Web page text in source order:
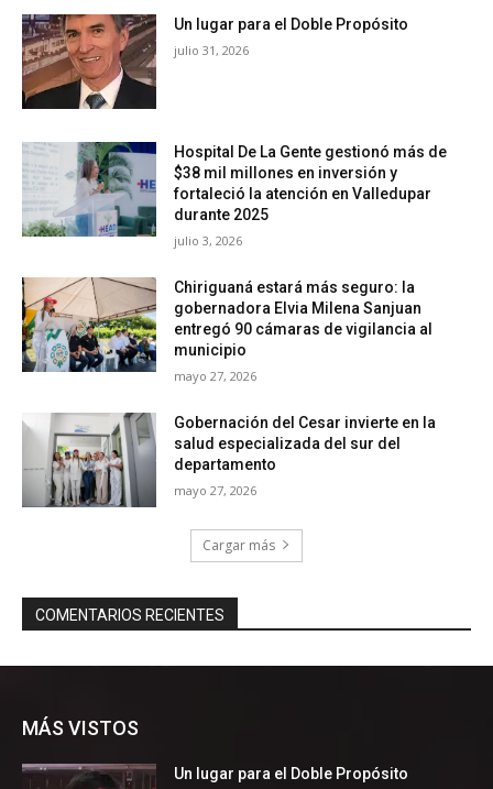
MÁS VISTOS
Un lugar para el Doble Propósito